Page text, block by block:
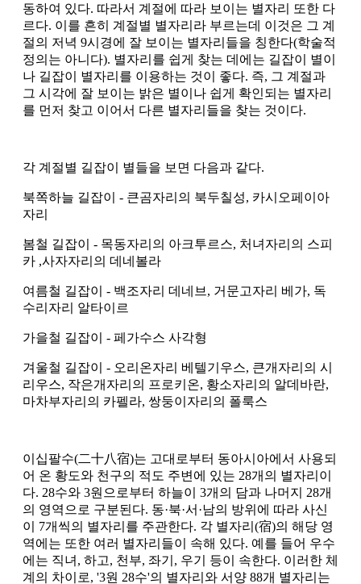
동하여 있다. 따라서 계절에 따라 보이는 별자리 또한 다
르다. 이를 흔히 계절별 별자리라 부르는데 이것은 그 계
절의 저녁 9시경에 잘 보이는 별자리들을 칭한다(학술적
정의는 아니다). 별자리를 쉽게 찾는 데에는 길잡이 별이
나 길잡이 별자리를 이용하는 것이 좋다. 즉, 그 계절과
그 시각에 잘 보이는 밝은 별이나 쉽게 확인되는 별자리
를 먼저 찾고 이어서 다른 별자리들을 찾는 것이다.
각 계절별 길잡이 별들을 보면 다음과 같다.
북쪽하늘 길잡이 - 큰곰자리의 북두칠성, 카시오페이아
자리
봄철 길잡이 - 목동자리의 아크투르스, 처녀자리의 스피
카 ,사자자리의 데네볼라
여름철 길잡이 - 백조자리 데네브, 거문고자리 베가, 독
수리자리 알타이르
가을철 길잡이 - 페가수스 사각형
겨울철 길잡이 - 오리온자리 베텔기우스, 큰개자리의 시
리우스, 작은개자리의 프로키온, 황소자리의 알데바란,
마차부자리의 카펠라, 쌍둥이자리의 폴룩스
이십팔수(二十八宿)는 고대로부터 동아시아에서 사용되
어 온 황도와 천구의 적도 주변에 있는 28개의 별자리이
다. 28수와 3원으로부터 하늘이 3개의 담과 나머지 28개
의 영역으로 구분된다. 동·북·서·남의 방위에 따라 사신
이 7개씩의 별자리를 주관한다. 각 별자리(宿)의 해당 영
역에는 또한 여러 별자리들이 속해 있다. 예를 들어 우수
에는 직녀, 하고, 천부, 좌기, 우기 등이 속한다. 이러한 체
계의 차이로, '3원 28수'의 별자리와 서양 88개 별자리는